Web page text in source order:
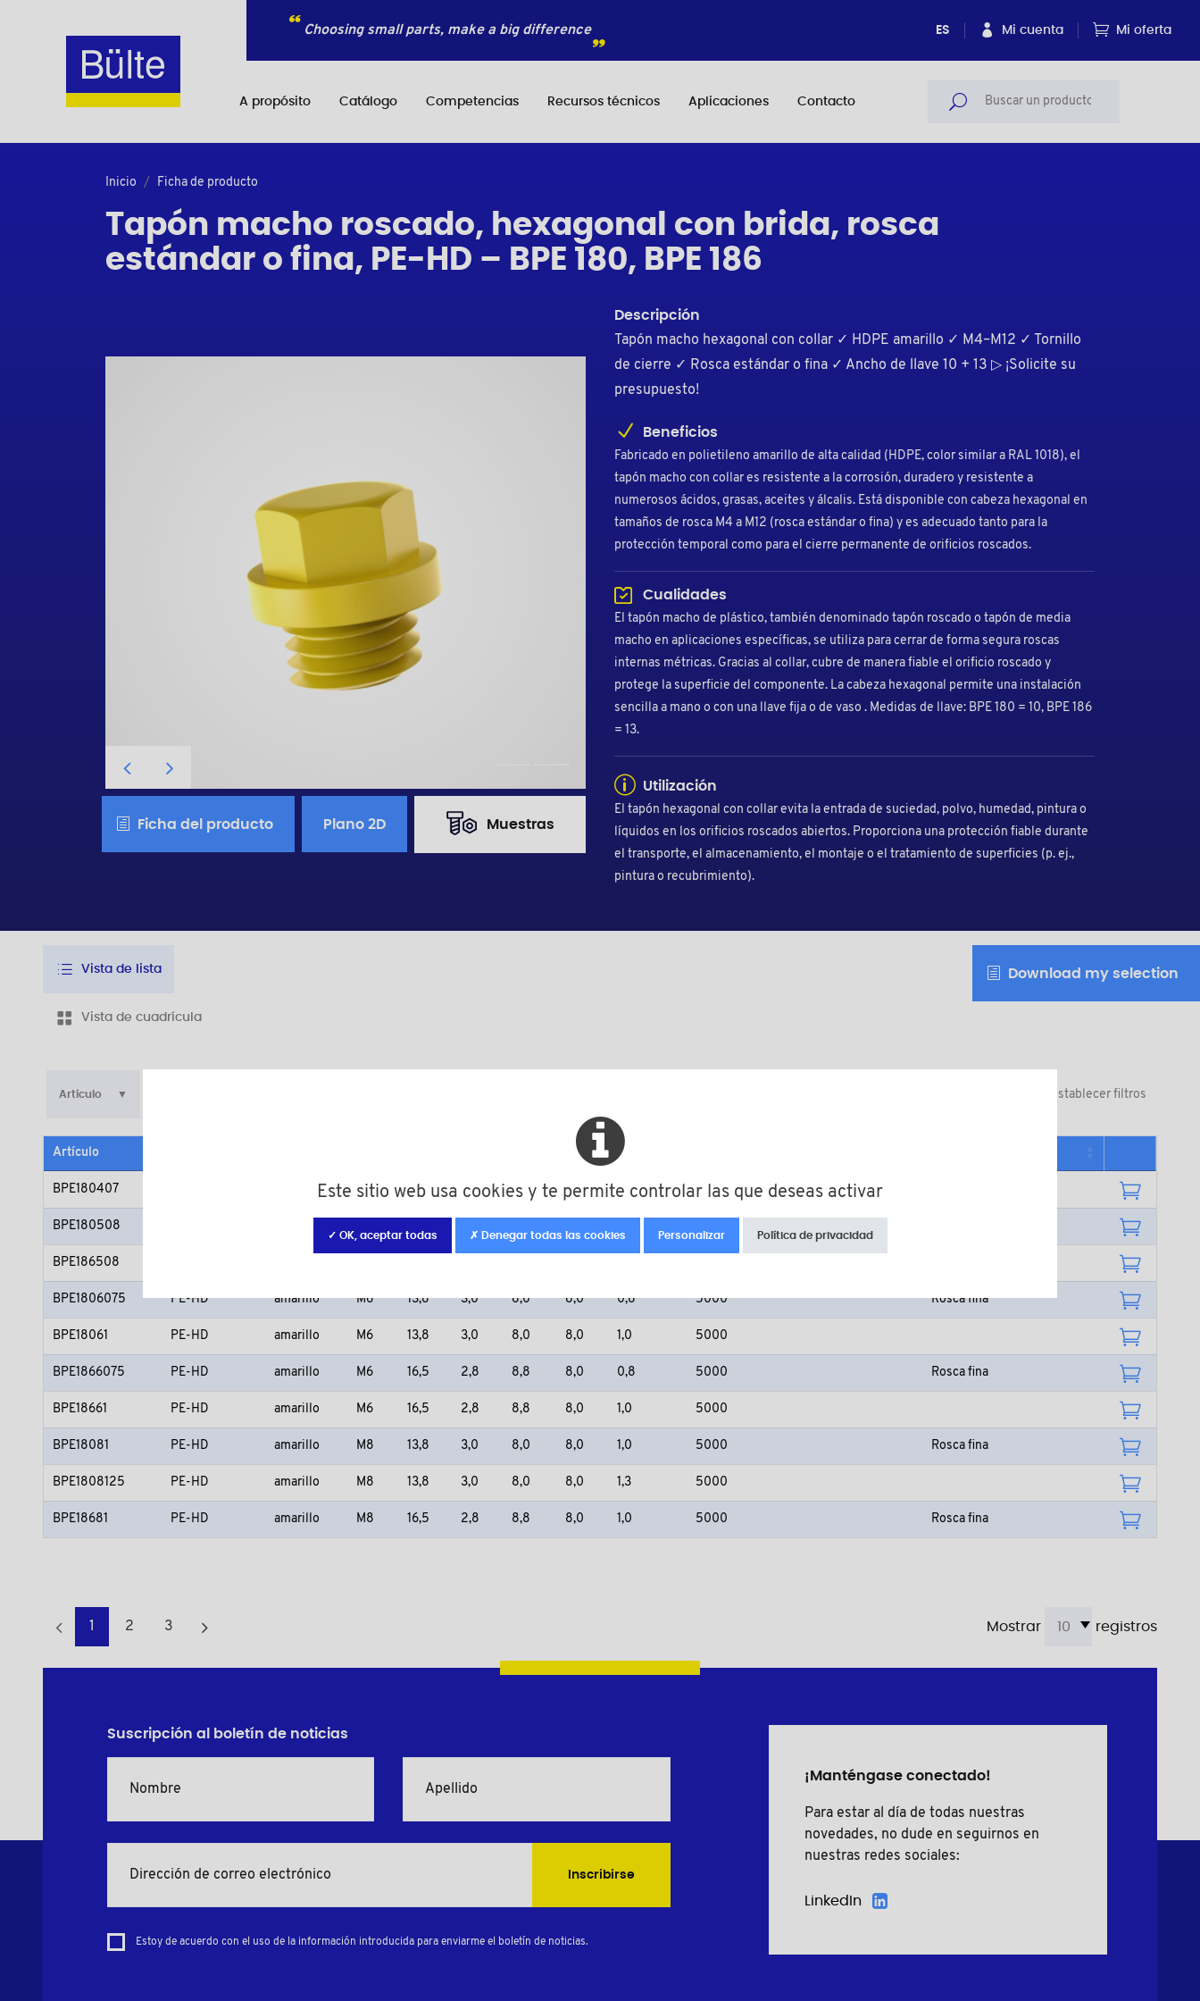
Choosing small parts, make a big difference ES Mi cuenta Mi oferta
A propósito Catálogo Competencias Recursos técnicos Aplicaciones Contacto
Inicio Ficha de producto
Tapón macho roscado, hexagonal con brida, rosca
estándar o fina, PE-HD – BPE 180, BPE 186
Ficha del producto Plano 2D Muestras
Descripción
Tapón macho hexagonal con collar ✓ HDPE amarillo ✓ M4–M12 ✓ Tornillo
de cierre ✓ Rosca estándar o fina ✓ Ancho de llave 10 + 13 ▷ ¡Solicite su
presupuesto!
Beneficios
Fabricado en polietileno amarillo de alta calidad (HDPE, color similar a RAL 1018), el
tapón macho con collar es resistente a la corrosión, duradero y resistente a
numerosos ácidos, grasas, aceites y álcalis. Está disponible con cabeza hexagonal en
tamaños de rosca M4 a M12 (rosca estándar o fina) y es adecuado tanto para la
protección temporal como para el cierre permanente de orificios roscados.
Cualidades
El tapón macho de plástico, también denominado tapón roscado o tapón de media
macho en aplicaciones específicas, se utiliza para cerrar de forma segura roscas
internas métricas. Gracias al collar, cubre de manera fiable el orificio roscado y
protege la superficie del componente. La cabeza hexagonal permite una instalación
sencilla a mano o con una llave fija o de vaso . Medidas de llave: BPE 180 = 10, BPE 186
= 13.
Utilización
El tapón hexagonal con collar evita la entrada de suciedad, polvo, humedad, pintura o
líquidos en los orificios roscados abiertos. Proporciona una protección fiable durante
el transporte, el almacenamiento, el montaje o el tratamiento de superficies (p. ej.,
pintura o recubrimiento).
Download my selection
Vista de lista
Vista de cuadrícula
Restablecer filtros
Artículo
Artículo Paso
BPE180407 M4 13,8 3,0 8,0 8,0 0,7 5000
BPE180508
BPE186508
BPE1806075 PE-HD amarillo M6 13,8 3,0 8,0 8,0 0,8 5000 Rosca fina
BPE18061 PE-HD amarillo M6 13,8 3,0 8,0 8,0 1,0 5000
BPE1866075 PE-HD amarillo M6 16,5 2,8 8,8 8,0 0,8 5000 Rosca fina
BPE18661 PE-HD amarillo M6 16,5 2,8 8,8 8,0 1,0 5000
BPE18081 PE-HD amarillo M8 13,8 3,0 8,0 8,0 1,0 5000 Rosca fina
BPE1808125 PE-HD amarillo M8 13,8 3,0 8,0 8,0 1,3 5000
BPE18681 PE-HD amarillo M8 16,5 2,8 8,8 8,0 1,0 5000 Rosca fina
1 2 3 Mostrar registros
Suscripción al boletín de noticias
Inscribirse
Estoy de acuerdo con el uso de la información introducida para enviarme el boletín de noticias.
¡Manténgase conectado!
Para estar al día de todas nuestras
novedades, no dude en seguirnos en
nuestras redes sociales:
LinkedIn
Este sitio web usa cookies y te permite controlar las que deseas activar
✓ OK, aceptar todas ✗ Denegar todas las cookies Personalizar Política de privacidad